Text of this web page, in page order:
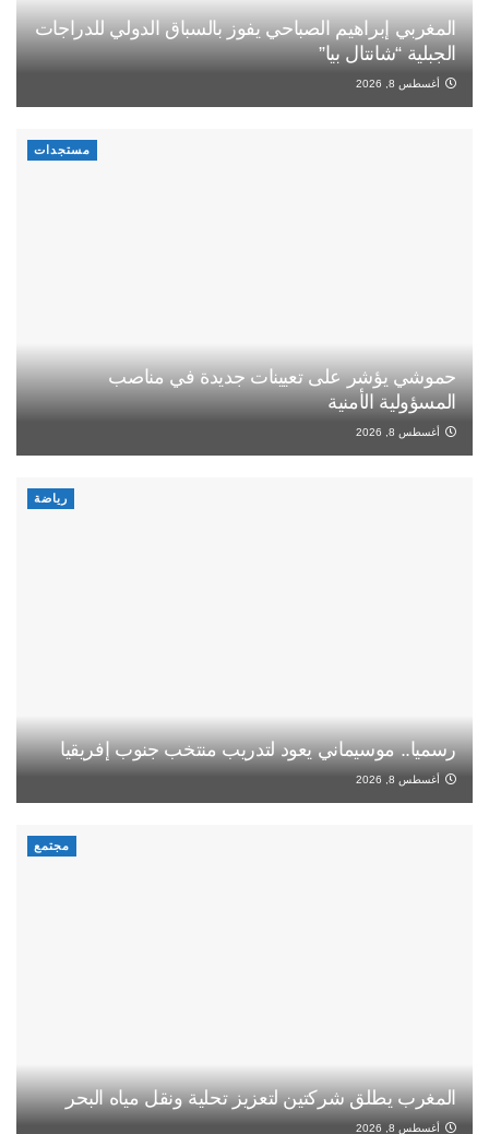
المغربي إبراهيم الصباحي يفوز بالسباق الدولي للدراجات
الجبلية “شانتال بيا”
أغسطس 8, 2026
مستجدات
حموشي يؤشر على تعيينات جديدة في مناصب
المسؤولية الأمنية
أغسطس 8, 2026
رياضة
رسميا.. موسيماني يعود لتدريب منتخب جنوب إفريقيا
أغسطس 8, 2026
مجتمع
المغرب يطلق شركتين لتعزيز تحلية ونقل مياه البحر
أغسطس 8, 2026